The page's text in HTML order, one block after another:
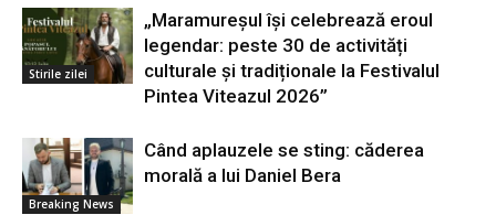
Stirile zilei
„Maramureșul își celebrează eroul
legendar: peste 30 de activități
culturale și tradiționale la Festivalul
Pintea Viteazul 2026”
Breaking News
Când aplauzele se sting: căderea
morală a lui Daniel Bera